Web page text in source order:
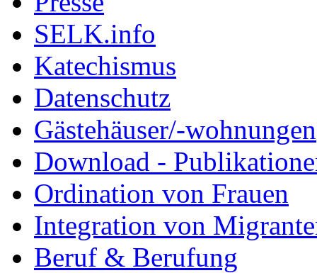
SELK.info
Katechismus
Datenschutz
Gästehäuser/-wohnungen
Download -
Ordination von Frauen
Integration von
Beruf & Berufung